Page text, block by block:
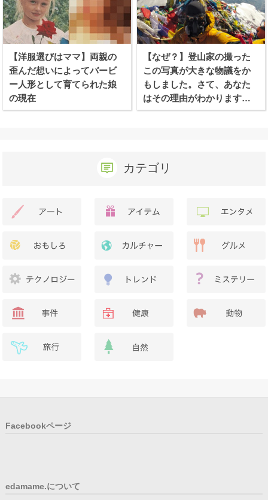
【洋服選びはママ】両親の
歪んだ想いによってバービ
ー人形として育てられた娘
の現在
【なぜ？】登山家の撮った
この写真が大きな物議をか
もしました。さて、あなた
はその理由がわかります
か？
カテゴリ
Facebookページ
edamame.について